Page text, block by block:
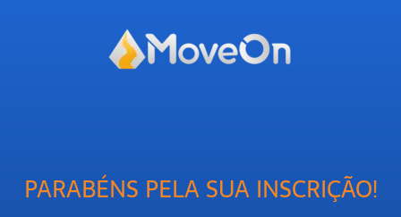
PARABÉNS PELA SUA INSCRIÇÃO!